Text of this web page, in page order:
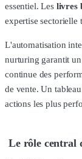
essentiel. Les livres
expertise sectorielle
L'automatisation
nurturing garantit
continue des
de vente. Un
actions les plus
Le rôle central